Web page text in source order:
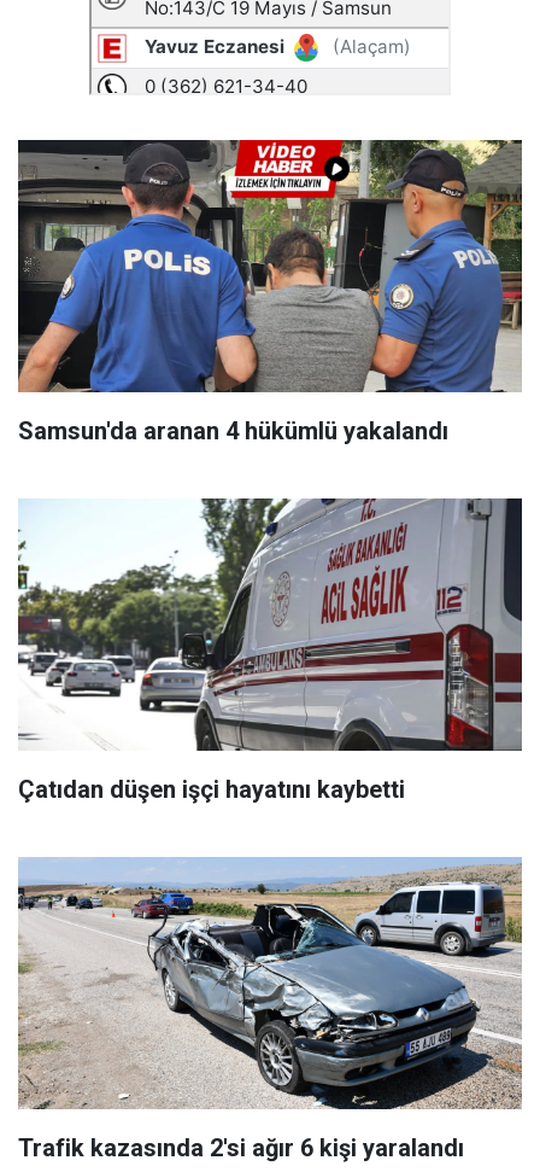
Samsun'da aranan 4 hükümlü yakalandı
Çatıdan düşen işçi hayatını kaybetti
Trafik kazasında 2'si ağır 6 kişi yaralandı